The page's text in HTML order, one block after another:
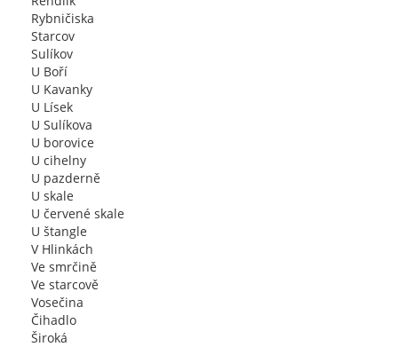
Rybničiska
Starcov
Sulíkov
U Boří
U Kavanky
U Lísek
U Sulíkova
U borovice
U cihelny
U pazderně
U skale
U červené skale
U štangle
V Hlinkách
Ve smrčině
Ve starcově
Vosečina
Čihadlo
Široká